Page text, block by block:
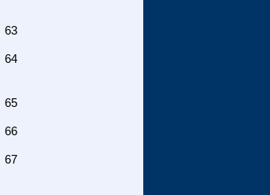
63
64
65
66
67